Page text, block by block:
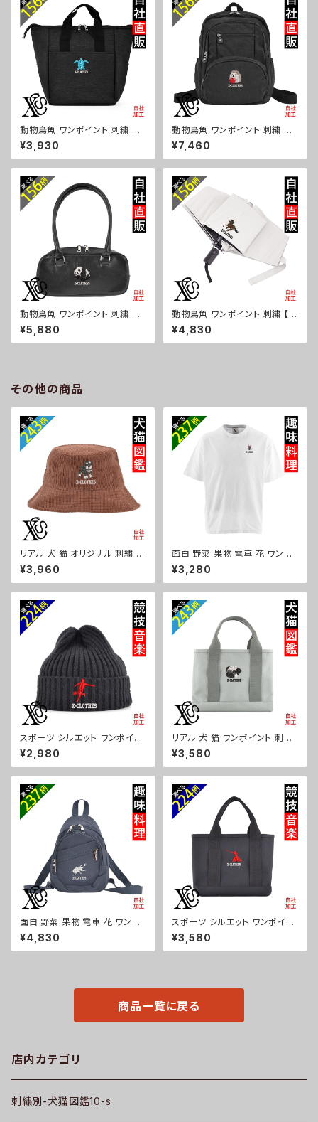
81-b06-s
-a-bg180-b06-s
動物鳥魚 ワンポイント 刺繍 保
冷保温 ランチバッグ 買い物バッ
グ トートバッグ レディース メン
ズ おしゃれ 雑貨 グッズ 自社ブ
ハリネズミ レッサーパンダ 文鳥
インコ ori-a-bg179-b06-s
¥3,930
動物鳥魚 ワンポイント 刺繍 撥
水 リュック レディース 大容量 8
ポケット ナイロン 軽量 軽い お
しゃれ 雑貨 グッズ 自社ブランド
ズミ レッサーパンダ 文鳥 インコ
ori-a-bg178-b06-s
¥7,460
動物鳥魚 ワンポイント 刺繍 上
品なシボ感 横長ショルダーバッ
グ レディース ミニボストン 軽量
雑貨 グッズ 自社ブランド 柄 馬
¥5,880
動物鳥魚 ワンポイント 刺繍 【形
状記憶+自動開閉】 折りたたみ
傘 レディース メンズ 55cm 晴
雨兼用 UVカット99.9％ 一級遮
¥4,830
その他の商品
リアル 犬 猫 オリジナル 刺繍 ワ
ンポイント コーデュロイ バケッ
トハット メンズ レディース 帽子
自社ブランド ロゴ グッズ 柄 誕
ワワ シーズー シュナウザー パ
グ ペキニーズ ori-a-cap39-b
10-s
¥3,960
面白 野菜 果物 電車 花 ワンポ
イント 刺繍 5.6オンス ビッグシ
ルエット 半袖 Tシャツ メンズ グ
ッズ 白 ホワイト カットソー 黒
-s
¥3,280
スポーツ シルエット ワンポイン
ト 刺繍 ニット キャップ ワッチ リ
ブニット 帽子 ニット帽 リブ編み
メンズ レディース 秋冬 自社ブラ
球 テニス 空手 剣道 卓球 釣り
誕生日 プレゼント ori-a-cap2
5-b08-s
¥2,980
リアル 犬 猫 ワンポイント 刺繍
オリジナル 仕分け上手 ミニトー
トバッグ レディース 仕切り 便利
トートバック メンズ グレー ロゴ
プレゼントギフト ハシビロコウ
シマエナガ 馬 パンダ ハリネズ
ミ ori-a-bag25-g10-s
¥3,580
面白 野菜 果物 電車 花 ワンポ
イント 刺繍 リュック バックパッ
ク ボディバッグ レディース メン
ズ デイパック 雑貨 グッズ 自社
¥4,830
スポーツ シルエット ワンポイン
ト 刺繍 オリジナル 仕分け上手
ミニトートバッグ レディース 仕
切り 便利 トートバック メンズ 黒
ori-a-bag25-b08-s
¥3,580
商品一覧に戻る
店内カテゴリ
刺繍別-犬猫図鑑10-s